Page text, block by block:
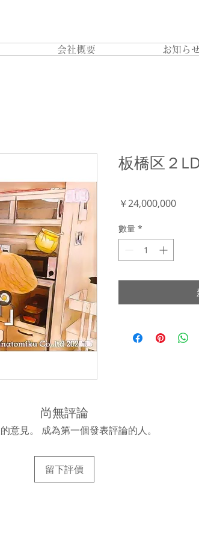
会社概要 お知ら
板橋区２
￥24,000,000價
數量 *
尚無評論
意見。 成為第一個發表評論的人。
留下評價